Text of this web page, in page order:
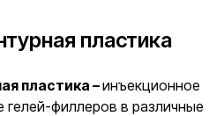
пластика
пластика –инъекционное
гелей-филлеров в различные